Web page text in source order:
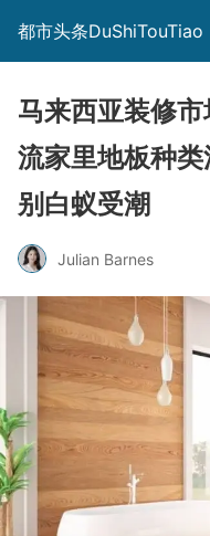
都市头条DuShiTouTiao
马来西亚装修
流家里地板种
别白蚁受潮
Julian Barnes